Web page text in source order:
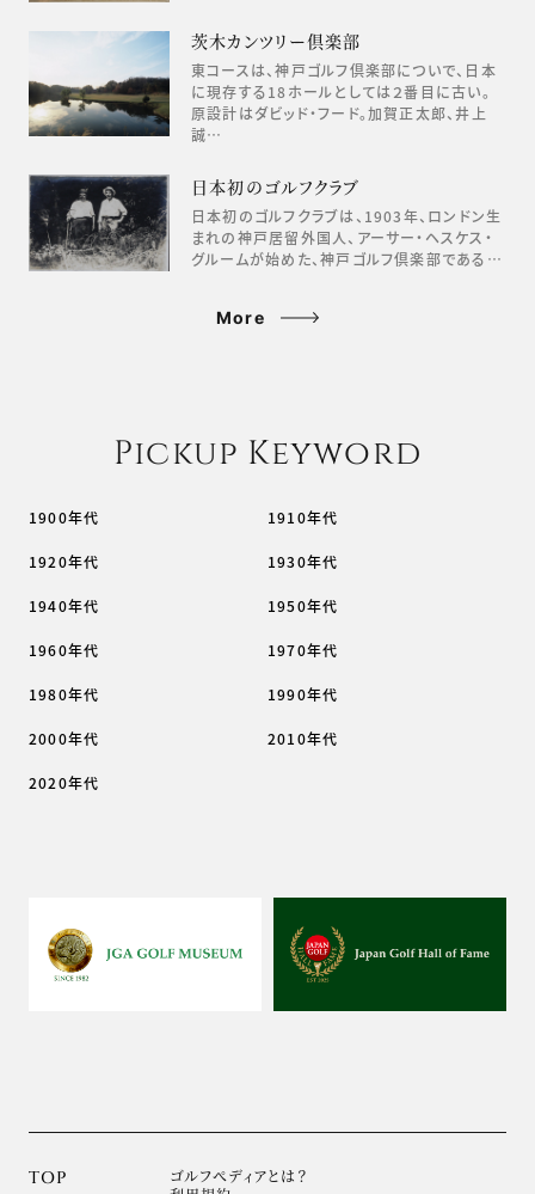
茨木カンツリー倶楽部
東コースは、神戸ゴルフ倶楽部についで、日本
に現存する18ホールとしては２番目に古い。
原設計はダビッド・フード。加賀正太郎、井上
誠…
日本初のゴルフクラブ
日本初のゴルフクラブは、1903年、ロンドン生
まれの神戸居留外国人、アーサー・ヘスケス・
グルームが始めた、神戸ゴルフ倶楽部である…
More
Pickup Keyword
1900年代 1910年代
1920年代 1930年代
1940年代 1950年代
1960年代 1970年代
1980年代 1990年代
2000年代 2010年代
2020年代
TOP
ゴルフぺディアとは？